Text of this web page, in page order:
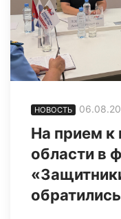
НОВОСТЬ
На прием к
области в